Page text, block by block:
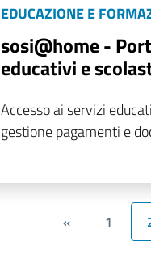
EDUCAZIONE E
sosi@home -
educativi e
Accesso ai servizi
gestione pagamenti e
« 1